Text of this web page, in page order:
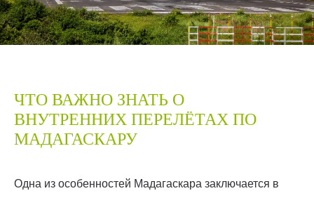
ЧТО ВАЖНО ЗНАТЬ О
ВНУТРЕННИХ ПЕРЕЛЁТАХ ПО
МАДАГАСКАРУ
Одна из особенностей Мадагаскара заключается в